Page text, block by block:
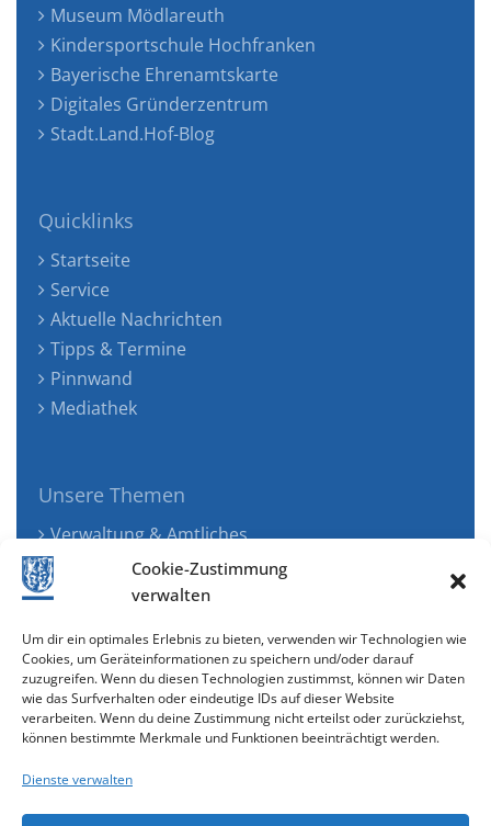
Cookie-Zustimmung
verwalten
Um dir ein optimales Erlebnis zu bieten, verwenden wir Technologien wie
Cookies, um Geräteinformationen zu speichern und/oder darauf
zuzugreifen. Wenn du diesen Technologien zustimmst, können wir Daten
wie das Surfverhalten oder eindeutige IDs auf dieser Website
verarbeiten. Wenn du deine Zustimmung nicht erteilst oder zurückziehst,
können bestimmte Merkmale und Funktionen beeinträchtigt werden.
Dienste verwalten
Museum Mödlareuth
Kindersportschule Hochfranken
Bayerische Ehrenamtskarte
Digitales Gründerzentrum
Stadt.Land.Hof-Blog
Quicklinks
Startseite
Service
Aktuelle Nachrichten
Tipps & Termine
Pinnwand
Mediathek
Unsere Themen
Verwaltung & Amtliches
Jugend, Familie & Gesundheit
Tourismus, Freizeit & Ökologie
Wirtschaft & Verkehr
Senioren & Inklusion